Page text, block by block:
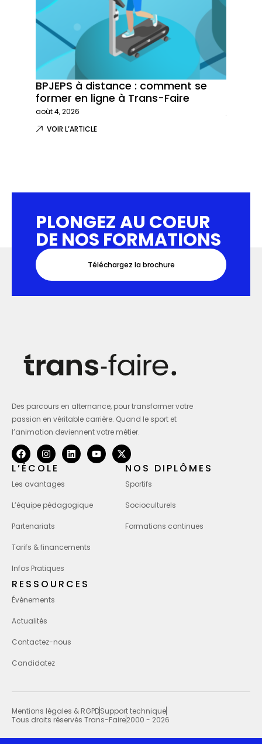
BPJEPS à distance : comment se
former en ligne à Trans-Faire
août 4, 2026
VOIR L’ARTICLE
PLONGEZ AU COEUR
DE NOS FORMATIONS
Téléchargez la brochure
Des parcours en alternance, pour transformer votre
passion en véritable carrière. Quand le sport et
l’animation deviennent votre métier.
L’ÉCOLE
Les avantages
L’équipe pédagogique
Partenariats
Tarifs & financements
Infos Pratiques
NOS DIPLÔMES
Sportifs
Socioculturels
Formations continues
RESSOURCES
Évènements
Actualités
Contactez-nous
Candidatez
Mentions légales & RGPDSupport technique
Tous droits réservés Trans-Faire2000 - 2026